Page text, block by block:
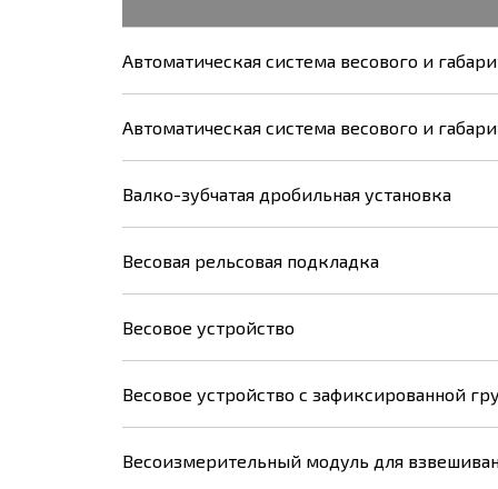
Автоматическая система весового и
Автоматическая система весового и
Валко-зубчатая дробильная установка
Весовая рельсовая подкладка
Весовое устройство
Весовое устройство с зафиксированной
Весоизмерительный модуль для